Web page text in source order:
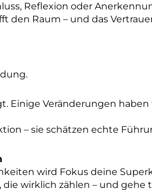
Reflexion oder
den Raum – und das
Einige Veränderungen
– sie schätzen echte
wird Fokus deine
wirklich zählen – und gehe